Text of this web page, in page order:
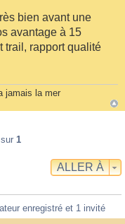
bien avant une
avantage à 15
trail, rapport qualité
jamais la mer
1
ALLER À
enregistré et 1 invité